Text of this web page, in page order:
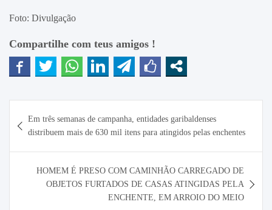
Foto: Divulgação
Compartilhe com teus amigos !
de
Post
Em três semanas de campanha, entidades garibaldenses
distribuem mais de 630 mil itens para atingidos pelas enchentes
HOMEM É PRESO COM CAMINHÃO CARREGADO DE
OBJETOS FURTADOS DE CASAS ATINGIDAS PELA
ENCHENTE, EM ARROIO DO MEIO